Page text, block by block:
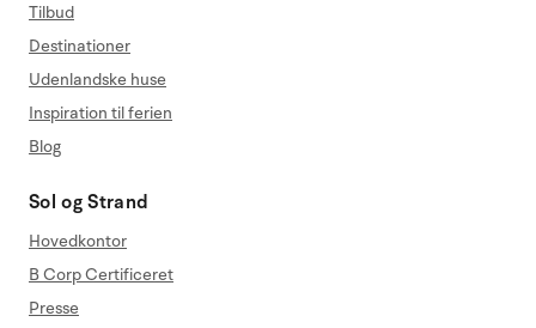
Tilbud
Destinationer
Udenlandske huse
Inspiration til ferien
Blog
Sol og Strand
Hovedkontor
B Corp Certificeret
Presse